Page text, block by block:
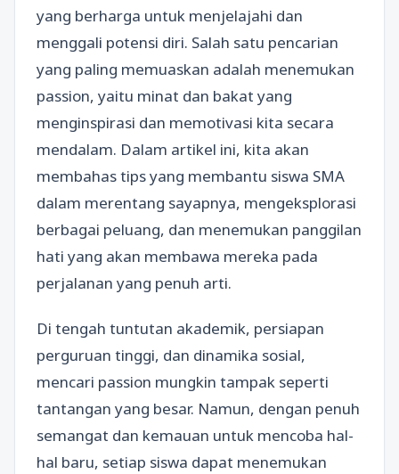
yang berharga untuk menjelajahi dan
menggali potensi diri. Salah satu pencarian
yang paling memuaskan adalah menemukan
passion, yaitu minat dan bakat yang
menginspirasi dan memotivasi kita secara
mendalam. Dalam artikel ini, kita akan
membahas tips yang membantu siswa SMA
dalam merentang sayapnya, mengeksplorasi
berbagai peluang, dan menemukan panggilan
hati yang akan membawa mereka pada
perjalanan yang penuh arti.
Di tengah tuntutan akademik, persiapan
perguruan tinggi, dan dinamika sosial,
mencari passion mungkin tampak seperti
tantangan yang besar. Namun, dengan penuh
semangat dan kemauan untuk mencoba hal-
hal baru, setiap siswa dapat menemukan